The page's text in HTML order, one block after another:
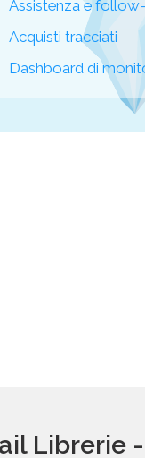
Assistenza e
Acquisti tracciati
Dashboard di
Librerie